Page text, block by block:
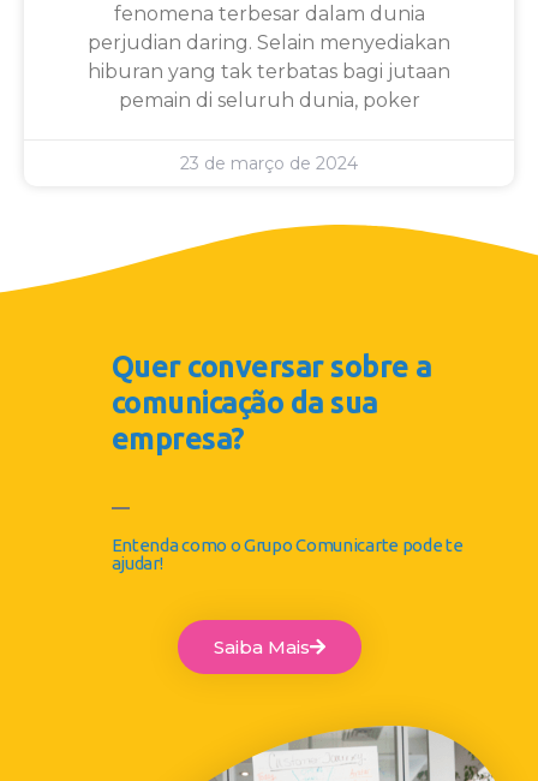
fenomena terbesar dalam dunia
perjudian daring. Selain menyediakan
hiburan yang tak terbatas bagi jutaan
pemain di seluruh dunia, poker
23 de março de 2024
Quer conversar sobre a
comunicação da sua
empresa?
Entenda como o Grupo Comunicarte pode te
ajudar!
Saiba Mais